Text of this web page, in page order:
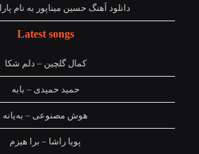
دانلود آهنگ حسین میناپور به نام
Latest songs
کمال گلچین – دلم شکا
حمید حمیدی – بابه
هوش مصنوعی – بەیانە
پویا راشا – برا هیزم